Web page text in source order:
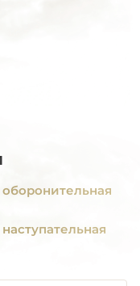
оборонительная